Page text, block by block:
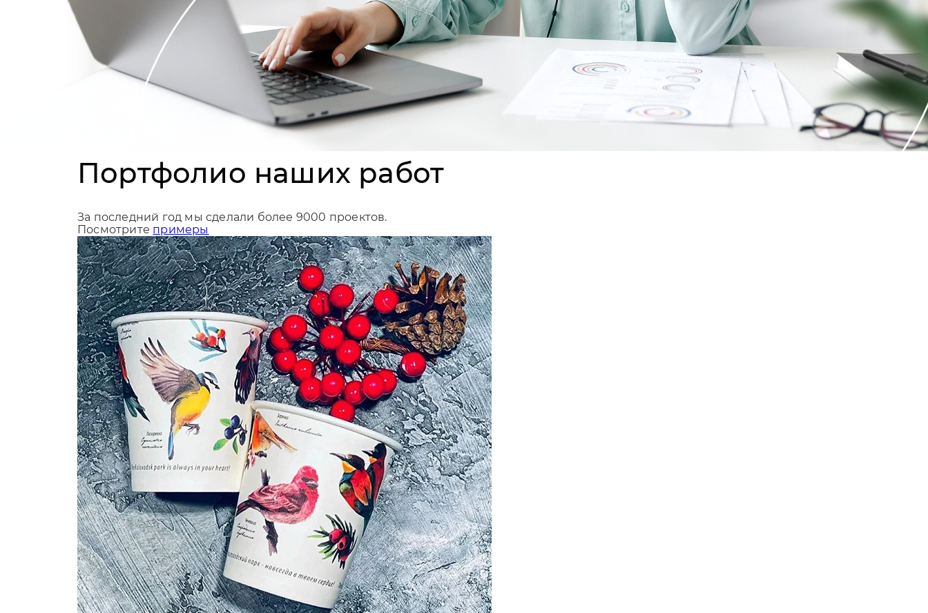
Портфолио наших работ
За последний год мы сделали более 9000 проектов.
Посмотрите примеры
Отправляя форму, Вы принимаетеполитику конфиденциальности